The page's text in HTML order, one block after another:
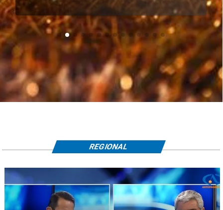
REGIONAL